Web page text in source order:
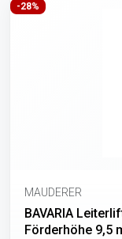
-28%
MAUDERER
BAVARIA
Förderhöhe 9,5